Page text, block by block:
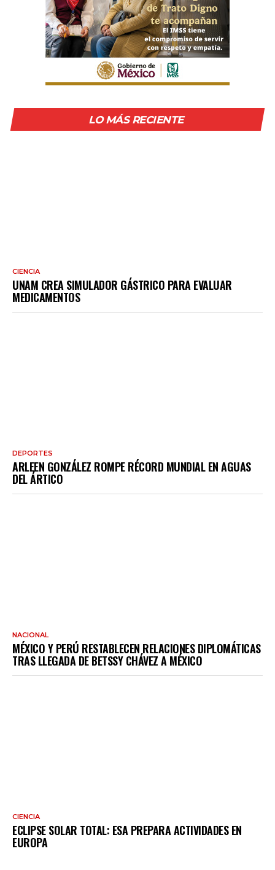
LO MÁS RECIENTE
CIENCIA
UNAM CREA SIMULADOR GÁSTRICO PARA EVALUAR
MEDICAMENTOS
DEPORTES
ARLEEN GONZÁLEZ ROMPE RÉCORD MUNDIAL EN AGUAS
DEL ÁRTICO
NACIONAL
MÉXICO Y PERÚ RESTABLECEN RELACIONES DIPLOMÁTICAS
TRAS LLEGADA DE BETSSY CHÁVEZ A MÉXICO
CIENCIA
ECLIPSE SOLAR TOTAL: ESA PREPARA ACTIVIDADES EN
EUROPA